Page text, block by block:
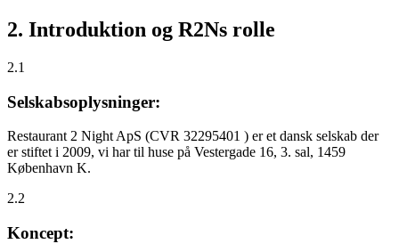
2. Introduktion og R2Ns rolle
2.1
Selskabsoplysninger:
Restaurant 2 Night ApS (CVR 32295401 ) er et dansk selskab der
er stiftet i 2009, vi har til huse på Vestergade 16, 3. sal, 1459
København K.
2.2
Koncept: